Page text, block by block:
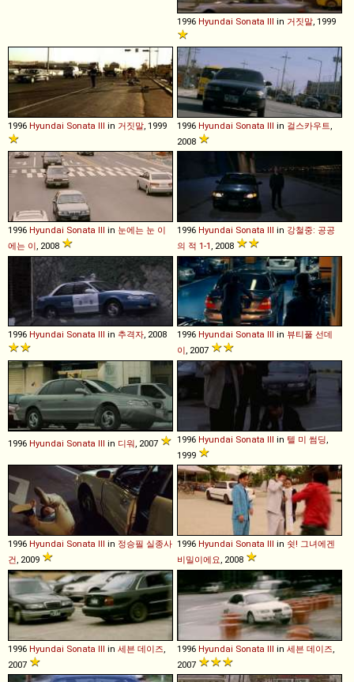
1996 Hyundai Sonata III in 거짓말 , 1999
1996 Hyundai Sonata III in 거짓말 , 1999 1996 Hyundai Sonata III in 걸스카우트
2008
1996 Hyundai Sonata III in 눈에는 눈 이
에는 이 , 2008
1996 Hyundai Sonata III in 강철중: 공공
의 적 1-1 , 2008
1996 Hyundai Sonata III in 추격자, 2008 1996 Hyundai Sonata III in 뷰티풀 선데
이, 2007
1996 Hyundai Sonata III in 디워, 2007 1996 Hyundai Sonata III in 텔 미 썸딩,
1999
1996 Hyundai Sonata III in 정승필 실종사
건, 2009
1996 Hyundai Sonata III in 쉿! 그녀에겐
비밀이에요, 2008
1996 Hyundai Sonata III in 세븐 데이즈,
2007
1996 Hyundai Sonata III in 세븐 데이즈,
2007